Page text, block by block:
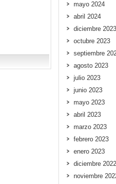
mayo 2024
abril 2024
diciembre 2023
octubre 2023
septiembre
agosto 2023
julio 2023
junio 2023
mayo 2023
abril 2023
marzo 2023
febrero 2023
enero 2023
diciembre 2022
noviembre